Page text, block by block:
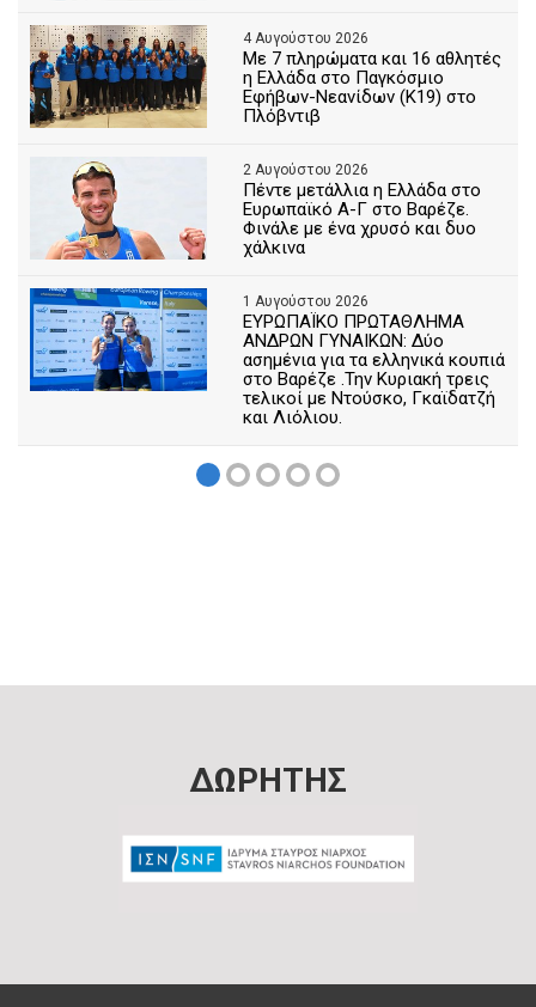
4 Αυγούστου 2026
Με 7 πληρώματα και 16 αθλητές
η Ελλάδα στο Παγκόσμιο
Εφήβων-Νεανίδων (Κ19) στο
Πλόβντιβ
2 Αυγούστου 2026
Πέντε μετάλλια η Ελλάδα στο
Ευρωπαϊκό Α-Γ στο Βαρέζε.
Φινάλε με ένα χρυσό και δυο
χάλκινα
1 Αυγούστου 2026
ΕΥΡΩΠΑΪΚΟ ΠΡΩΤΑΘΛΗΜΑ
ΑΝΔΡΩΝ ΓΥΝΑΙΚΩΝ: Δύο
ασημένια για τα ελληνικά κουπιά
στο Βαρέζε .Την Κυριακή τρεις
τελικοί με Ντούσκο, Γκαϊδατζή
και Λιόλιου.
ΔΩΡΗΤΗΣ